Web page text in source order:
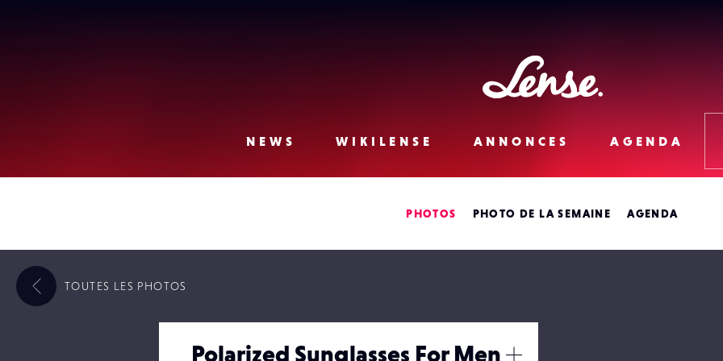
Lense
NEWS WIKILENSE ANNONCES AGENDA
PHOTOS PHOTO DE LA SEMAINE AGENDA
Polarized Sunglasses For Men
TOUTES LES PHOTOS